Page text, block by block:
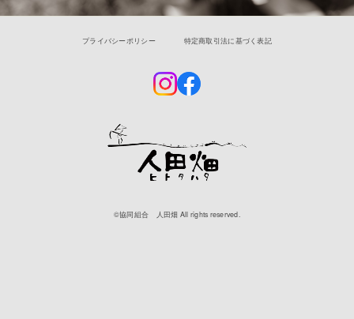
プライバシーポリシー 特定商取引法に基づく表記
©︎協同組合 人田畑 All rights reserved.